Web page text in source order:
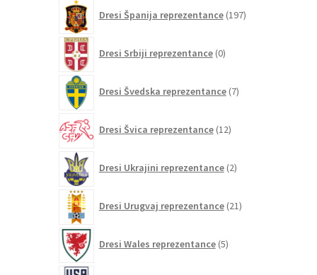
Dresi Španija reprezentance 197izdelkov
Dresi Srbiji reprezentance 0izdelkov
Dresi Švedska reprezentance 7izdelkov
Dresi Švica reprezentance 12izdelkov
Dresi Ukrajini reprezentance 2izdelka
Dresi Urugvaj reprezentance 21izdelkov
Dresi Wales reprezentance 5izdelkov